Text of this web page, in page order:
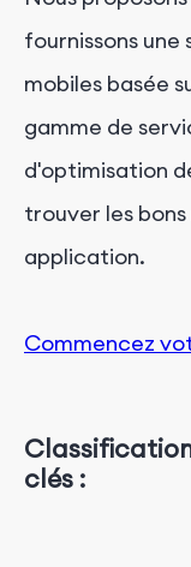
fournissons
mobiles basée
gamme de
d'optimisation
trouver les
application.
Commencez
clés :